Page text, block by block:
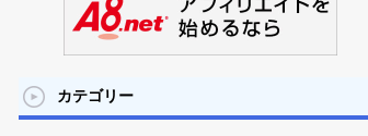
カテゴリー